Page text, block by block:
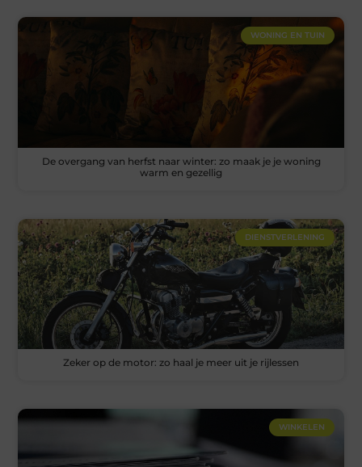
WONING EN TUIN
De overgang van herfst naar winter: zo maak je je woning
warm en gezellig
DIENSTVERLENING
Zeker op de motor: zo haal je meer uit je rijlessen
WINKELEN